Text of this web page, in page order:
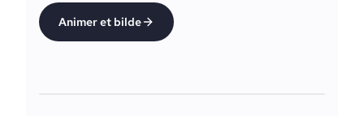
Animer et bilde